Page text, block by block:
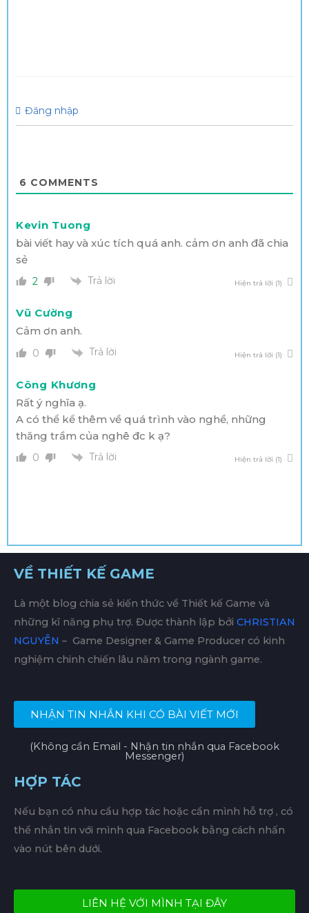
Đăng nhập
6 COMMENTS
Kevin Tuong
bài viết hay và xúc tích quá anh. cảm ơn anh đã chia
sẻ
2 Trả lời Hiện trả lời (1)
Vũ Cường
Cảm ơn anh.
0 Trả lời Hiện trả lời (1)
Công Khương
Rất ý nghĩa ạ.
A có thể kể thêm về quá trình vào nghề, những
thăng trầm của nghê đc k ạ?
0 Trả lời Hiện trả lời (1)
VỀ THIẾT KẾ GAME
Là một blog chia sẻ kiến thức về Thiết kế Game và
những kĩ năng phụ trợ. Được thành lập bởi CHRISTIAN
NGUYỄN – Game Designer & Game Producer có kinh
nghiệm chinh chiến lâu năm trong ngành game.
NHẬN TIN NHẮN KHI CÓ BÀI VIẾT MỚI
(Không cần Email - Nhận tin nhắn qua Facebook
Messenger)
HỢP TÁC
Nếu bạn có nhu cầu hợp tác hoặc cần mình hỗ trợ , có
thể nhắn tin với mình qua Facebook bằng cách nhấn
vào nút bên dưới.
LIÊN HỆ VỚI MÌNH TẠI ĐÂY